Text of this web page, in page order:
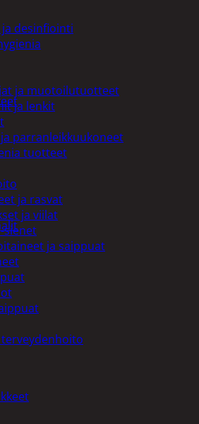
desinfiointi
ja muotoilutuotteet
ja lenkit
parranleikkuukoneet
tuotteet
ja rasvat
ja viilat
sienet
ja saippuat